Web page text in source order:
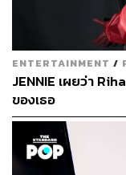
ENTERTAINMENT /
JENNIE เผยว่า
ของเธอ